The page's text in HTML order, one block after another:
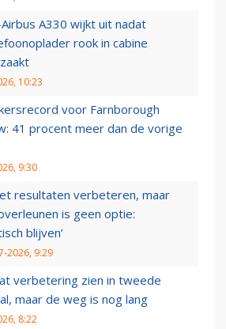
Airbus A330 wijkt uit nadat
rook in cabine
10:23
voor Farnborough
41 procent meer dan de vorige
9:30
resultaten verbeteren, maar
is geen optie:
blijven’
2026, 9:29
verbetering zien in tweede
maar de weg is nog lang
8:22